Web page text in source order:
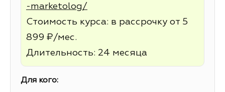
-marketolog/
Стоимость курса: в рассрочку от 5
899 ₽/мес.
Длительность: 24 месяца
Для кого: